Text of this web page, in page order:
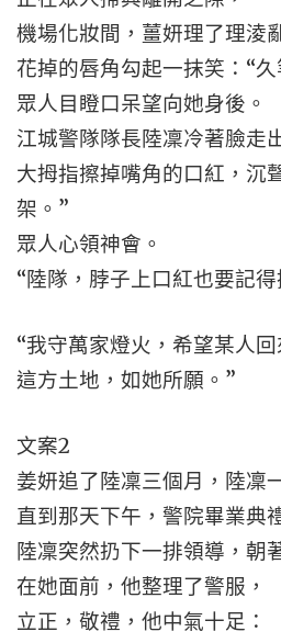
機場化妝間，薑妍理了理淩
花掉的唇角勾起一抹笑：“
眾人目瞪口呆望向她身後。
江城警隊隊長陸凜冷著臉走
大拇指擦掉嘴角的口紅，沉
架。”
眾人心領神會。
“陸隊，脖子上口紅也要記得
“我守萬家燈火，希望某人回
這方土地，如她所願。”
文案2
姜妍追了陸凜三個月，陸凜
直到那天下午，警院畢業典
陸凜突然扔下一排領導，朝
在她面前，他整理了警服，
立正，敬禮，他中氣十足：